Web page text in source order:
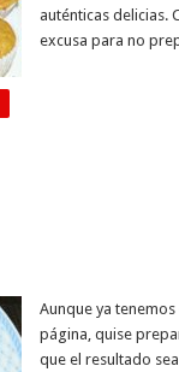
auténticas delicias.
excusa para no
Aunque ya
página, quise
que el resultado